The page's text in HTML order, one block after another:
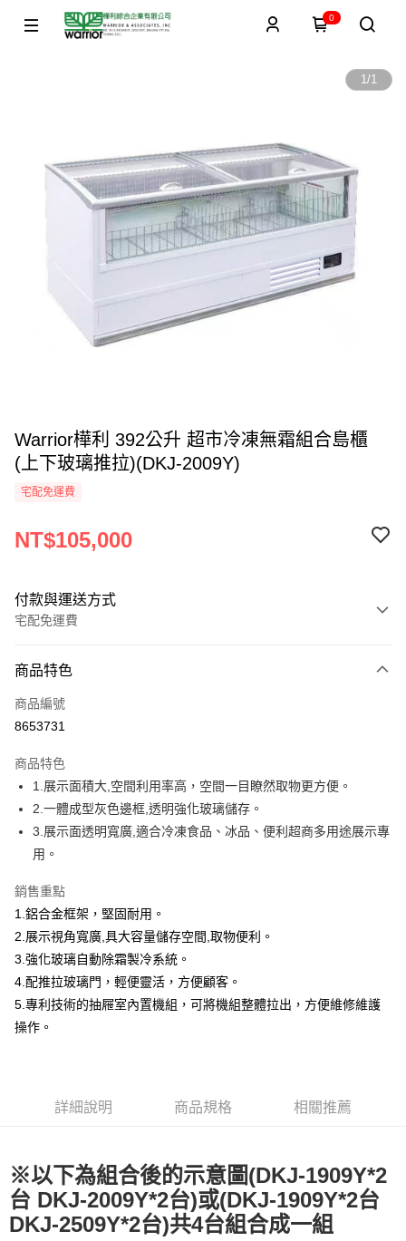
0
1/1
Warrior樺利 392公升 超市冷凍無霜組合島櫃
(上下玻璃推拉)(DKJ-2009Y)
宅配免運費
NT$105,000
付款與運送方式
宅配免運費
信用卡一次付款
LINE Pay
街口支付
悠遊付
AFTEE先享後付
【關於「AFTEE先享後付」】
AFTEE先享後付是「在收到商品之後才付款」的支付方式。 讓您購物簡單
便利好安心！
１．簡單：不需註冊會員、不需綁卡、不需儲值。
２．便利：只要手機號碼，簡訊認證，即可結帳。
３．安心：先確認商品／服務後，再付款。
【「AFTEE先享後付」結帳流程】
１．於結帳方式選擇「AFTEE先享後付」後，將跳轉至「AFTEE先享後付」
※ 請注意：結帳手續完成當下不需立刻繳費，但若您需要取消訂單，請聯絡
是否繳費成功／繳費後需取消欲退款等相關疑問，請聯繫「AFTEE先享後付
客戶支援中心」https://netprotections.freshdesk.com/support/home
【注意事項】
１．透過由恩沛科技股份有限公司提供之「AFTEE先享後付」服務完成之交
運送方式
宅配(請注意配件不含在免運內)
免運費
商品特色
商品編號
8653731
商品特色
1.展示面積大,空間利用率高，空間一目瞭然取物更方便。
2.一體成型灰色邊框,透明強化玻璃儲存。
3.展示面透明寬廣,適合冷凍食品、冰品、便利超商多用途展示專
用。
銷售重點
1.鋁合金框架，堅固耐用。
2.展示視角寬廣,具大容量儲存空間,取物便利。
3.強化玻璃自動除霜製冷系統。
4.配推拉玻璃門，輕便靈活，方便顧客。
5.專利技術的抽屜室內置機組，可將機組整體拉出，方便維修維護
操作。
詳細說明 商品規格 相關推薦
※以下為組合後的示意圖(DKJ-1909Y*2
台 DKJ-2009Y*2台)或(DKJ-1909Y*2台
DKJ-2509Y*2台)共4台組合成一組